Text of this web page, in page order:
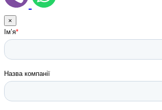
×